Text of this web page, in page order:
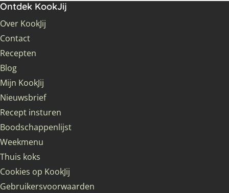
Ontdek KookJij
Over KookJij
Contact
Recepten
Blog
Mijn KookJij
Nieuwsbrief
Recept insturen
Boodschappenlijst
Weekmenu
Thuis koks
Cookies op KookJij
Gebruikersvoorwaarden